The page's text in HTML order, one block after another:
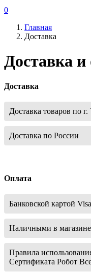
0
Главная
Доставка
Доставка и
Доставка
Доставка товаров по
Доставка по России
Оплата
Банковской картой
Наличными в магазине
Правила
Сертификата Робот